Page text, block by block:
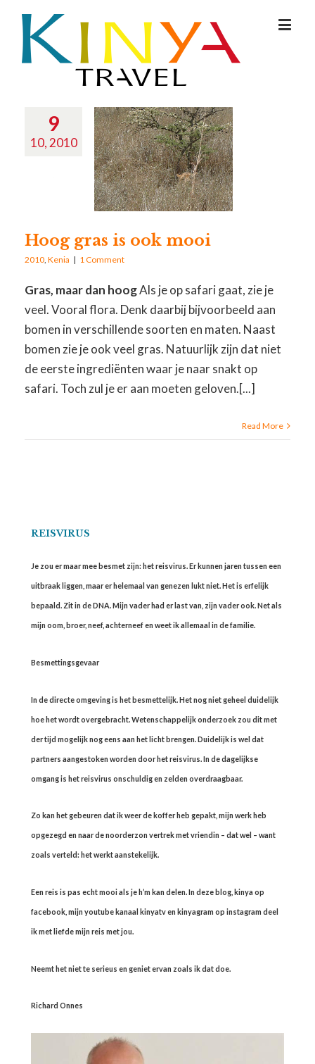
9
10, 2010
Hoog gras is ook mooi
2010 ,Kenia | 1 Comment
Gras, maar dan hoogAls je op safari gaat, zie je
veel. Vooral flora. Denk daarbij bijvoorbeeld aan
bomen in verschillende soorten en maten. Naast
bomen zie je ook veel gras. Natuurlijk zijn dat niet
de eerste ingrediënten waar je naar snakt op
safari. Toch zul je er aan moeten geloven.[...]
Read More
REISVIRUS
Je zou er maar mee besmet zijn: het reisvirus. Er kunnen jaren tussen een
uitbraak liggen, maar er helemaal van genezen lukt niet. Het is erfelijk
bepaald. Zit in de DNA. Mijn vader had er last van, zijn vader ook. Net als
mijn oom, broer, neef, achterneef en weet ik allemaal in de familie.
Besmettingsgevaar
In de directe omgeving is het besmettelijk. Het nog niet geheel duidelijk
hoe het wordt overgebracht. Wetenschappelijk onderzoek zou dit met
der tijd mogelijk nog eens aan het licht brengen. Duidelijk is wel dat
partners aangestoken worden door het reisvirus. In de dagelijkse
omgang is het reisvirus onschuldig en zelden overdraagbaar.
Zo kan het gebeuren dat ik weer de koffer heb gepakt, mijn werk heb
opgezegd en naar de noorderzon vertrek met vriendin – dat wel – want
zoals verteld: het werkt aanstekelijk.
Een reis is pas echt mooi als je h’m kan delen. In deze blog, kinya op
facebook, mijn youtube kanaal kinyatv en kinyagram op instagram deel
ik met liefde mijn reis met jou.
Neemt het niet te serieus en geniet ervan zoals ik dat doe.
Richard Onnes